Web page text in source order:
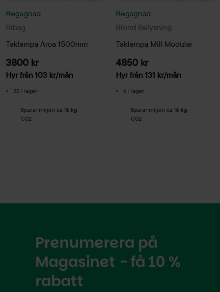
Ribag
Begagnad
Taklampa Aroa 1500mm
3800 kr
Hyr från 103 kr/mån
25 i lager
Sparar miljön ca 16 kg
C02
Blond Belysning
Begagnad
Taklampa Mill Modular
4850 kr
Hyr från 131 kr/mån
6 i lager
Sparar miljön ca 16 kg
C02
Prenumerera på
Magasinet - få 10 %
rabatt